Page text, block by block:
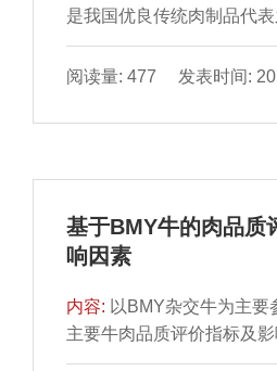
是我国优良传统肉制品代
鲜艳、皮黄肉红、麻 辣鲜
是川味腊肉特征...
阅读量: 477 发表时间:
基于BMY牛的肉品质
响因素
内容: 以BMY杂交牛为主要
主要牛肉品质评价指标及
述。结果表明：评 价牛肉